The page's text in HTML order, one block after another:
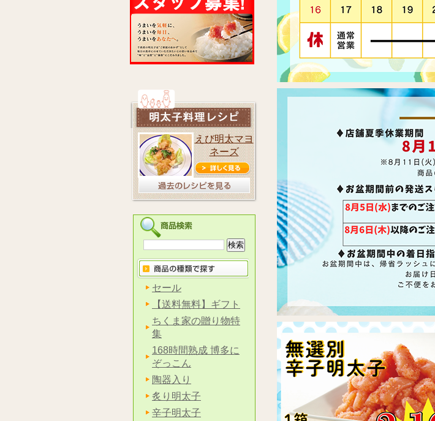
えび明太マヨ
ネーズ
セール
【送料無料】ギフト
ちくま家の贈り物特
集
168時間熟成 博多に
ぞっこん
陶器入り
炙り明太子
辛子明太子